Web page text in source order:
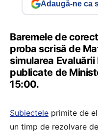
Adaugă-ne ca
Baremele de
proba scrisă de
simularea
publicate de
15:00.
Subiectele primite de
un timp de rezolvare